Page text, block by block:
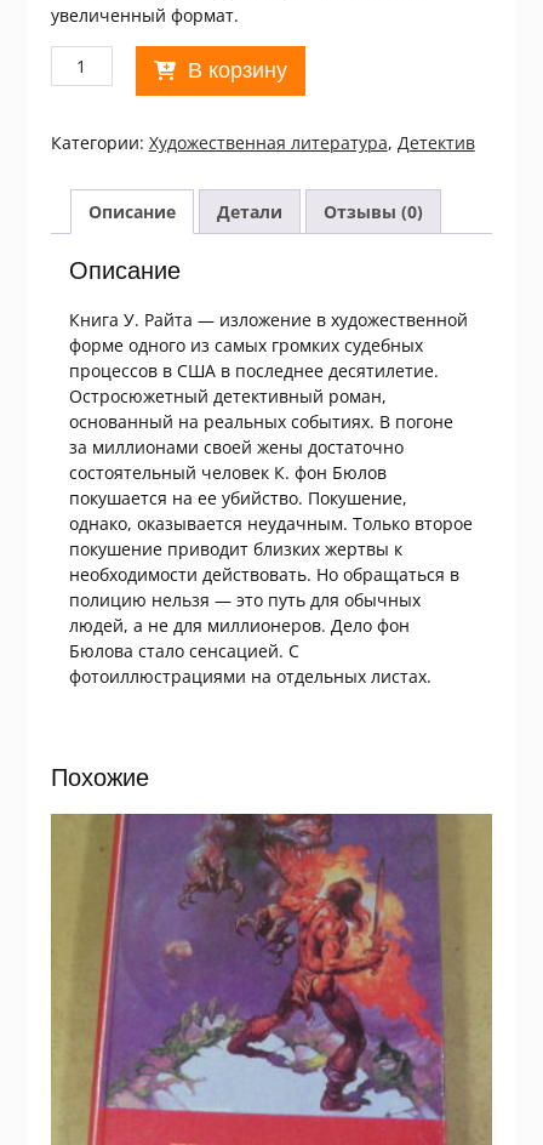
увеличенный формат.
Количество
товара
Райт.
фон
Бюлова
В корзину
Категории: Xудожественная литература, Детектив
Описание Детали Отзывы (0)
Описание
Книга У. Райта — изложение в художественной
форме одного из самых громких судебных
процессов в США в последнее десятилетие.
Остросюжетный детективный роман,
основанный на реальных событиях. В погоне
за миллионами своей жены достаточно
состоятельный человек К. фон Бюлов
покушается на ее убийство. Покушение,
однако, оказывается неудачным. Только второе
покушение приводит близких жертвы к
необходимости действовать. Но обращаться в
полицию нельзя — это путь для обычных
людей, а не для миллионеров. Дело фон
Бюлова стало сенсацией. С
фотоиллюстрациями на отдельных листах.
Похожие